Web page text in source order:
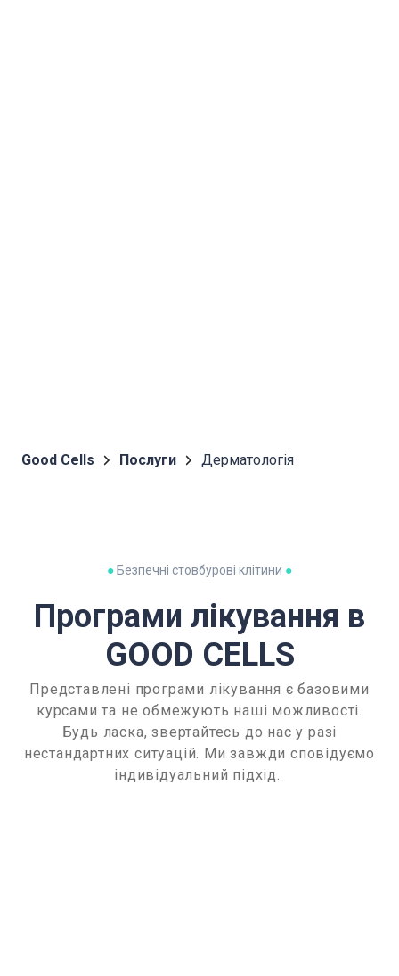
Good Cells Послуги Дерматологія
●Безпечні стовбурові клітини ●
Програми лікування в
GOOD CELLS
Представлені програми лікування є базовими
курсами та не обмежують наші можливості.
Будь ласка, звертайтесь до нас у разі
нестандартних ситуацій. Ми завжди сповідуємо
індивідуальний підхід.